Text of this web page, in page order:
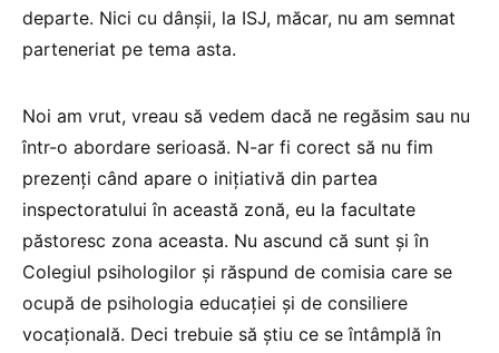
departe. Nici cu dânșii, la ISJ, măcar, nu am semnat
parteneriat pe tema asta.
Noi am vrut, vreau să vedem dacă ne regăsim sau nu
într-o abordare serioasă. N-ar fi corect să nu fim
prezenți când apare o inițiativă din partea
inspectoratului în această zonă, eu la facultate
păstoresc zona aceasta. Nu ascund că sunt și în
Colegiul psihologilor și răspund de comisia care se
ocupă de psihologia educației și de consiliere
vocațională. Deci trebuie să știu ce se întâmplă în